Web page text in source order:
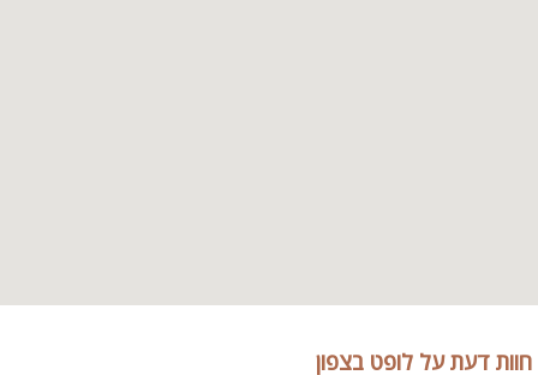
בנינו, לא תמיד צריך סיבה מיוחדת. בחרו יום, אספו את החברים וערכו לכם
תוכלו למצוא משחק כדורגל חשוב, סוף שבוע פנוי או כל סיבה אחרת שתגרום
חוות דעת על לופט בצפון